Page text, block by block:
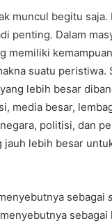
muncul begitu
penting. Dalam
memiliki
suatu peristiwa.
lebih besar
media besar,
politisi, dan
jauh lebih besar
sebagai
sebagai